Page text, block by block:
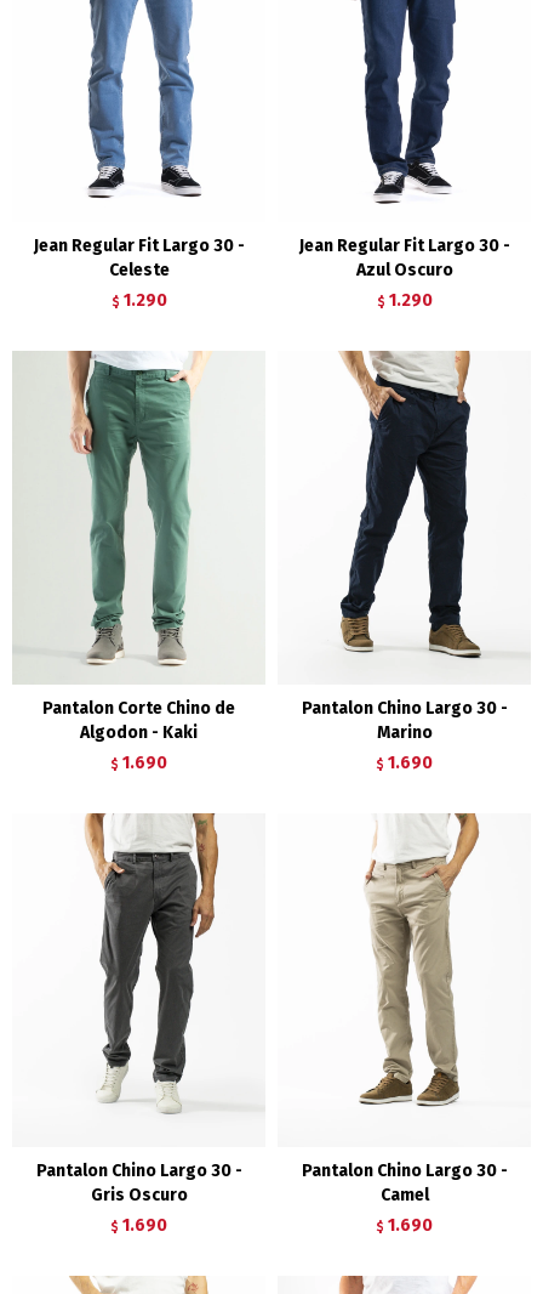
Jean Regular Fit Largo 30 -
Celeste
$ 1.290
Jean Regular Fit Largo 30 -
Azul Oscuro
$ 1.290
Pantalon Corte Chino de
Algodon - Kaki
$ 1.690
Pantalon Chino Largo 30 -
Marino
$ 1.690
Pantalon Chino Largo 30 -
Gris Oscuro
$ 1.690
Pantalon Chino Largo 30 -
Camel
$ 1.690